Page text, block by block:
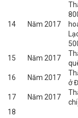
14 Năm 2017
15
Năm 2017
16
Năm 2017
ở
17
Năm 2017
18